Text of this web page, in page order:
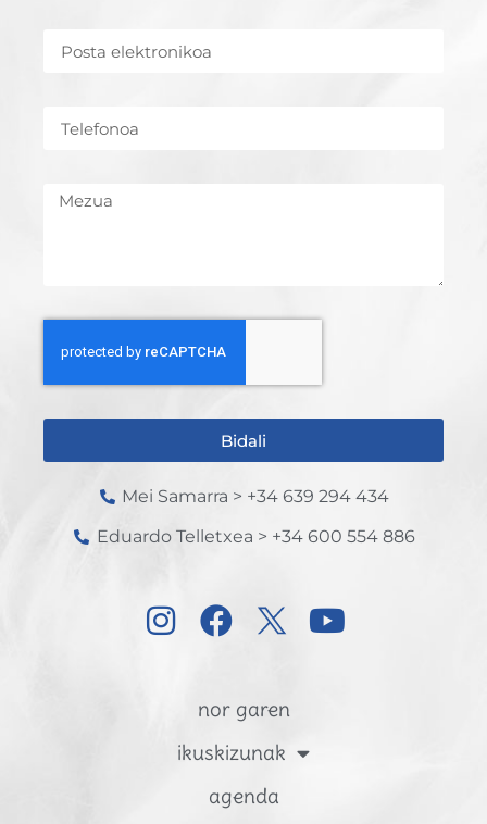
Bidali
Mei Samarra > +34 639 294 434
Eduardo Telletxea > +34 600 554 886
nor garen
ikuskizunak
agenda